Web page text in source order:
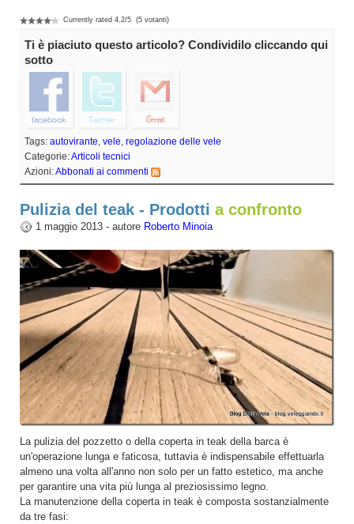
Currently rated 4.2/5 (5 votanti)
Ti è piaciuto questo articolo? Condividilo cliccando qui
sotto
Tags: autovirante, vele, regolazione delle vele
Categorie:Articoli tecnici
Azioni:Abbonati ai commenti
Pulizia del teak - Prodotti a confronto
1 maggio 2013 - autore Roberto Minoia
La pulizia del pozzetto o della coperta in teak della barca è
un'operazione lunga e faticosa, tuttavia è indispensabile effettuarla
almeno una volta all'anno non solo per un fatto estetico, ma anche
per garantire una vita più lunga al preziosissimo legno.
La manutenzione della coperta in teak è composta sostanzialmente
da tre fasi: